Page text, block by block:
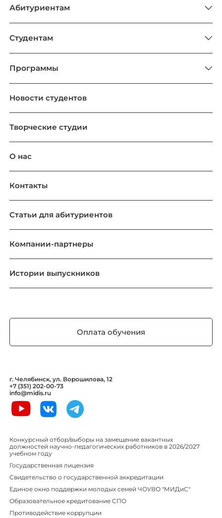
Новости студентов
Творческие студии
О нас
Контакты
Статьи для абитуриентов
Компании-партнеры
Истории выпускников
Программы
Абитуриентам
Студентам
Оплата обучения
г. Челябинск, ул. Ворошилова, 12
+7 (351) 202-00-73
info@midis.ru
Конкурсный отбор/выборы на замещение вакантных
должностей научно-педагогических работников в 2026/2027
учебном году
Государственная лицензия
Свидетельство о государственной аккредитации
Единое окно поддержки молодых семей ЧОУВО "МИДиС"
Образовательное кредитование СПО
Противодействие коррупции